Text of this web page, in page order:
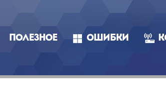
ПОЛЕЗНОЕ ОШИБКИ